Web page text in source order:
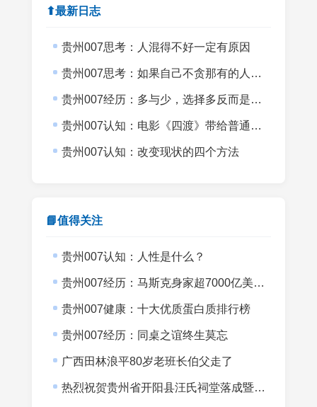
⬆最新日志
贵州007思考：人混得不好一定有原因
贵州007思考：如果自己不贪那有的人生意义会不会更上一层楼？
贵州007经历：多与少，选择多反而是目标小
贵州007认知：电影《四渡》带给普通创业者的启发
贵州007认知：改变现状的四个方法
📘值得关注
贵州007认知：人性是什么？
贵州007经历：马斯克身家超7000亿美元而007没有半间书房
贵州007健康：十大优质蛋白质排行榜
贵州007经历：同桌之谊终生莫忘
广西田林浪平80岁老班长伯父走了
热烈祝贺贵州省开阳县汪氏祠堂落成暨宗亲会成立